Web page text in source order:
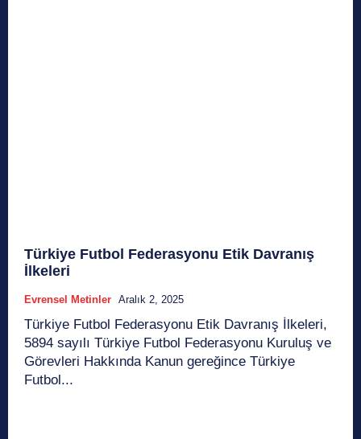
Türkiye Futbol Federasyonu Etik Davranış
İlkeleri
Evrensel Metinler Aralık 2, 2025
Türkiye Futbol Federasyonu Etik Davranış İlkeleri,
5894 sayılı Türkiye Futbol Federasyonu Kuruluş ve
Görevleri Hakkında Kanun gereğince Türkiye
Futbol...